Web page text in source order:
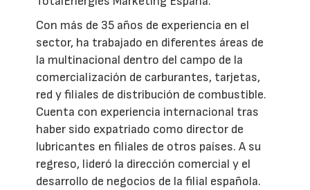
Con más de 35 años de experiencia en el
sector, ha trabajado en diferentes áreas de
la multinacional dentro del campo de la
comercialización de carburantes, tarjetas,
red y filiales de distribución de combustible.
Cuenta con experiencia internacional tras
haber sido expatriado como director de
lubricantes en filiales de otros países. A su
regreso, lideró la dirección comercial y el
desarrollo de negocios de la filial española.